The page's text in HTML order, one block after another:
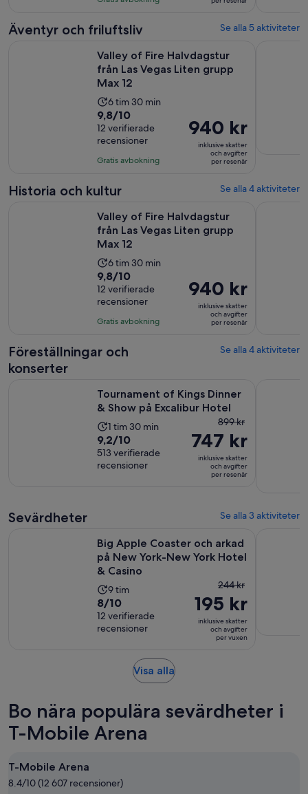
recensioner
Äventyr och friluftsliv Se alla 5 aktiviteter
Valley of Fire Halvdagstur
från Las Vegas Liten grupp
Max 12
Aktivitetens
längd
är
6
timmar
30
6 tim 30 min
9.8
av
10
med
recensioner
9,8/10
12 verifierade
recensioner
Gratis avbokning
Priset
är
940 kr
940 kr
inklusive skatter
och avgifter
per resenär
Historia och kultur Se alla 4 aktiviteter
Valley of Fire Halvdagstur
från Las Vegas Liten grupp
Max 12
Aktivitetens
längd
är
6
timmar
30
6 tim 30 min
9.8
av
10
med
recensioner
9,8/10
12 verifierade
recensioner
Gratis avbokning
Priset
är
940 kr
940 kr
inklusive skatter
och avgifter
per resenär
Föreställningar och
konserter
Se alla 4 aktiviteter
Tournament of Kings Dinner
& Show på Excalibur Hotel
Aktivitetens
längd
är
1
1 tim 30 min
9.2
av
10
9,2/10
513 verifierade
recensioner
Tidigare
pris
var
899 kr
och
pris
är
747 kr
per
899 kr
747 kr
inklusive skatter
och avgifter
per resenär
Sevärdheter Se alla 3 aktiviteter
Big Apple Coaster och arkad
på New York-New York Hotel
& Casino
Aktivitetens
längd
är
9
9 tim
8.0
av
10
recensioner
8/10
12 verifierade
recensioner
Tidigare
pris
var
244 kr
och
195 kr
per
244 kr
195 kr
inklusive skatter
och avgifter
per vuxen
Visa allaÖppnas
flik
Bo nära populära sevärdheter i
T-Mobile Arena
T-Mobile Arena
8.4/10 (12 607 recensioner)